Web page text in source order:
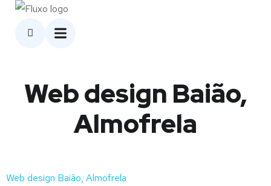
Web design Baião,
Almofrela
Web design Baião, Almofrela